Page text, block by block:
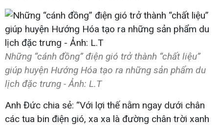
Những “cánh đồng” điện gió trở thành “chất liệu”
giúp huyện Hướng Hóa tạo ra những sản phẩm du
lịch đặc trưng - Ảnh: L.T
Anh Đức chia sẻ: “Với lợi thế nằm ngay dưới chân
các tua bin điện gió, xa xa là đường chân trời xanh